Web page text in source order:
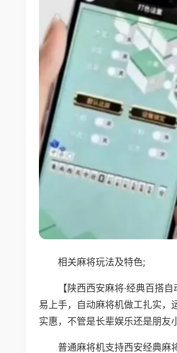
相关麻将玩法及特色;
【陕西西安麻将·经典百搭
易上手，自动麻将机做工扎实，
实惠，不管是长辈娱乐还是朋友
普通麻将机支持西安经典麻